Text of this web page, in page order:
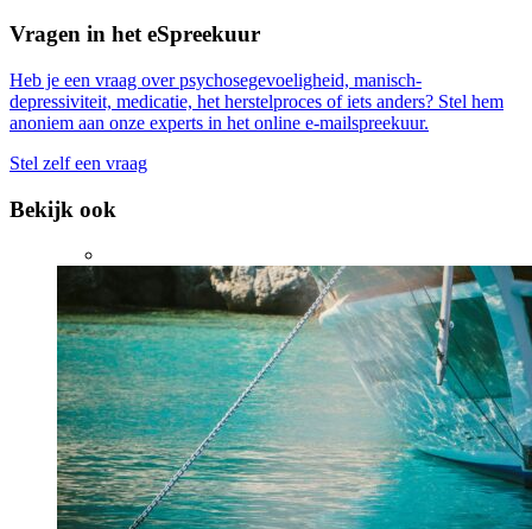
Vragen in het eSpreekuur
Heb je een vraag over psychosegevoeligheid, manisch-
depressiviteit, medicatie, het herstelproces of iets anders? Stel hem
anoniem aan onze experts in het online e-mailspreekuur.
Stel zelf een vraag
Bekijk ook